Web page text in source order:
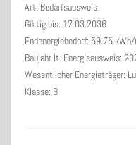
Art: Bedarfsausweis
Gültig bis: 17.03.2036
Endenergiebedarf: 59.75
Baujahr lt. Energieausweis:
Wesentlicher Energieträger:
Klasse: B